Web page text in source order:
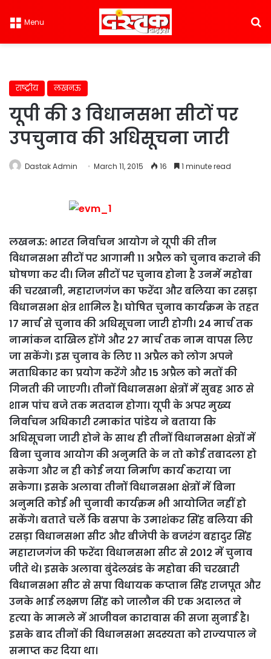
Menu
राष्ट्रीय लखनऊ
यूपी की 3 विधानसभा सीटों पर
उपचुनाव की अधिसूचना जारी
Dastak Admin March 11, 2015 16 1 minute read
लखनऊ: भारत निर्वाचन आयोग ने यूपी की तीन
विधानसभा सीटों पर आगामी 11 अप्रैल को चुनाव कराने की
घोषणा कर दी। जिन सीटों पर चुनाव होना है उनमें महोबा
की चरखानी, महाराजगंज का फरेंदा और बलिया का रसड़ा
विधानसभा क्षेत्र शामिल है। घोषित चुनाव कार्यक्रम के तहत
17 मार्च से चुनाव की अधिसूचना जारी होगी। 24 मार्च तक
नामांकन दाखिल होंगे और 27 मार्च तक नाम वापस लिए
जा सकेंगे। इस चुनाव के लि‍ए 11 अप्रैल को लोग अपने
मताधिकार का प्रयोग करेंगे और 15 अप्रैल को मतों की
गिनती की जाएगी। तीनों विधानसभा क्षेत्रों में सुबह आठ से
शा‍म पांच बजे तक मतदान होगा। यूपी के अपर मुख्‍य
निर्वाचन अधिकारी रमाकांत पांडेय ने बताया कि
अधिसूचना जारी होने के साथ ही तीनों विधानसभा क्षेत्रों में
बिना चुनाव आयोग की अनुमति के न तो कोई तबादला हो
सकेगा और न ही कोई नया निर्माण कार्य कराया जा
सकेगा। इसके अलावा तीनों विधानसभा क्षेत्रों में बिना
अनुमति कोई भी चुनावी कार्यक्रम भी आयोजित नहीं हो
सकेंगे। बताते चलें कि‍ बसपा के उमाशंकर सिंह बलिया की
रसड़ा विधानसभा सीट और बीजेपी के बजरंग बहादुर सिंह
महाराजगंज की फरेंदा विधानसभा सीट से 2012 में चुनाव
जीते थे। इसके अलावा बुंदेलखंड के महोबा की चरखारी
विधानसभा सीट से सपा विधायक कप्तान सिंह राजपूत और
उनके भाई लक्ष्मण सिंह को जालौन की एक अदालत ने
हत्‍या के मामले में आजीवन कारावास की सजा सुनाई है।
इसके बाद तीनों की विधानसभा सदस्‍यता को राज्‍यपाल ने
समाप्‍त कर दिया था।